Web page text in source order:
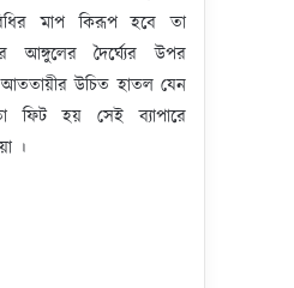
মাপ কিরূপ হবে তা
আঙ্গুলের দৈর্ঘ্যের উপর
উচিত হাতল যেন
ফিট হয় সেই ব্যাপারে
।